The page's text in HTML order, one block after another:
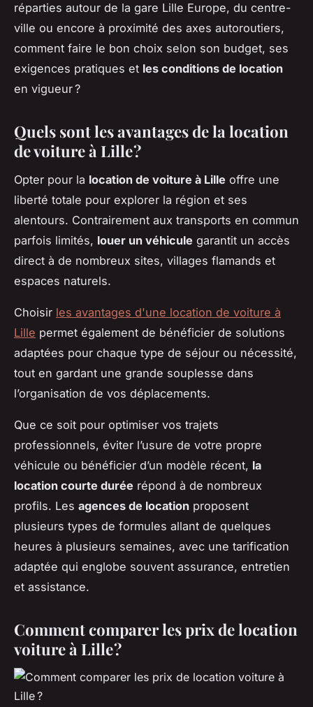
réparties autour de la gare Lille Europe, du centre-
ville ou encore à proximité des axes autoroutiers,
comment faire le bon choix selon son budget, ses
exigences pratiques et les conditions de location
en vigueur ?
Quels sont les avantages de la location
de voiture à Lille ?
Opter pour la location de voiture à Lille offre une
liberté totale pour explorer la région et ses
alentours. Contrairement aux transports en commun
parfois limités, louer un véhicule garantit un accès
direct à de nombreux sites, villages flamands et
espaces naturels.
Choisir les avantages d'une location de voiture à
Lille permet également de bénéficier de solutions
adaptées pour chaque type de séjour ou nécessité,
tout en gardant une grande souplesse dans
l’organisation de vos déplacements.
Que ce soit pour optimiser vos trajets
professionnels, éviter l’usure de votre propre
véhicule ou bénéficier d’un modèle récent, la
location courte durée répond à de nombreux
profils. Les agences de location proposent
plusieurs types de formules allant de quelques
heures à plusieurs semaines, avec une tarification
adaptée qui englobe souvent assurance, entretien
et assistance.
Comment comparer les prix de location
voiture à Lille ?